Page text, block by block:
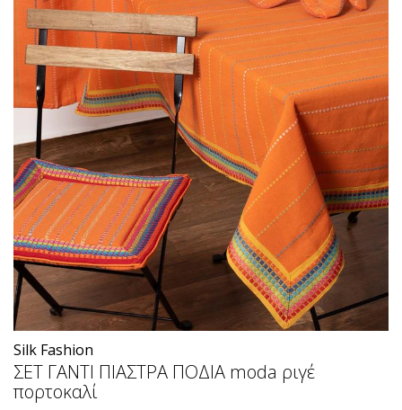
Silk Fashion
ΣΕΤ ΓΑΝΤΙ ΠΙΑΣΤΡΑ ΠΟΔΙΑ moda ριγέ
πορτοκαλί